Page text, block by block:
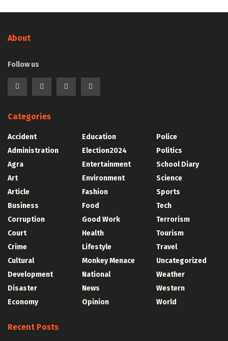
About
Follow us
Categories
Accident
Administration
Agra
Art
Article
Business
Corruption
Court
Crime
Cultural
Development
Disaster
Economy
Education
Election2024
Entertainment
Environment
Fashion
Food
Good Work
Health
Lifestyle
Monkey Menace
National
News
Opinion
Police
Politics
School Diary
Science
Sports
Tech
Terrorism
Tourism
Travel
Uncategorized
Weather
Western
World
Recent Posts